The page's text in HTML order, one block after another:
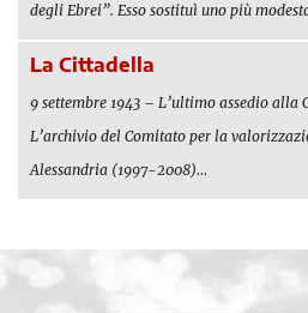
degli Ebrei”. Esso sostituì uno più
La Cittadella
9 settembre 1943 – L’ultimo assedio
L’archivio del Comitato per la
Alessandria (1997-2008)…